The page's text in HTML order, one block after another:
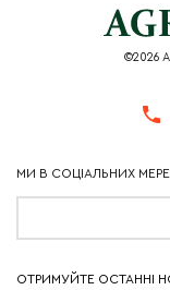
©2026
ОТРИМУЙТЕ ОСТАННІ